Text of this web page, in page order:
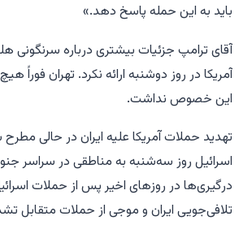
باید به این حمله پاسخ دهد.»
آقای ترامپ جزئیات بیشتری درباره سرنگونی
آمریکا در روز دوشنبه ارائه نکرد. تهران فوراً
این خصوص نداشت.
تهدید حملات آمریکا علیه ایران در حالی
اسرائیل روز سه‌شنبه به مناطقی در سراسر
درگیری‌ها در روزهای اخیر پس از حملات
تلافی‌جویی ایران و موجی از حملات متقابل